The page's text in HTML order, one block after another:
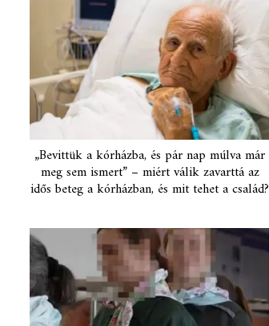
„Bevittük a kórházba, és pár nap múlva már
meg sem ismert” – miért válik zavarttá az
idős beteg a kórházban, és mit tehet a család?